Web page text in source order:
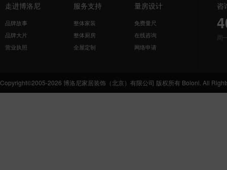
走进博洛尼
品牌故事
品牌大片
营业执照
服务支持
整体家装
整体厨房
全屋定制
量房设计
免费量尺
在线咨询
网络申请
咨
周
Copyright©2005-2026 博洛尼家居装饰（北京）有限公司 版权所有 Boloni. All